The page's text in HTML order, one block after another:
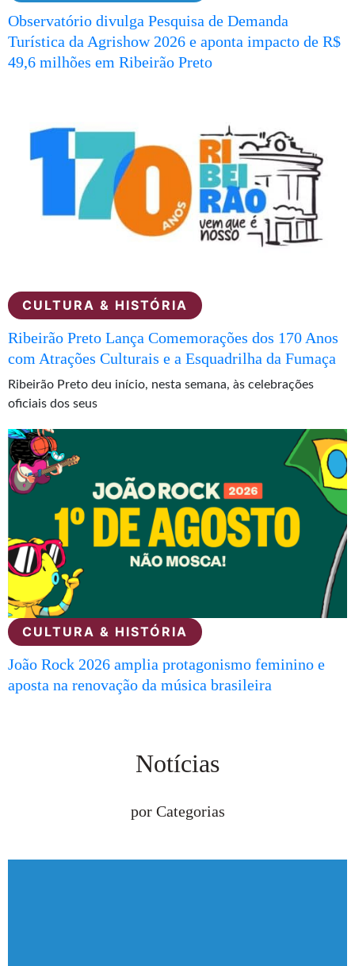
Observatório divulga Pesquisa de Demanda
Turística da Agrishow 2026 e aponta impacto de R$
49,6 milhões em Ribeirão Preto
CULTURA & HISTÓRIA
Ribeirão Preto Lança Comemorações dos 170 Anos
com Atrações Culturais e a Esquadrilha da Fumaça
Ribeirão Preto deu início, nesta semana, às celebrações
oficiais dos seus
CULTURA & HISTÓRIA
João Rock 2026 amplia protagonismo feminino e
aposta na renovação da música brasileira
Notícias
por Categorias